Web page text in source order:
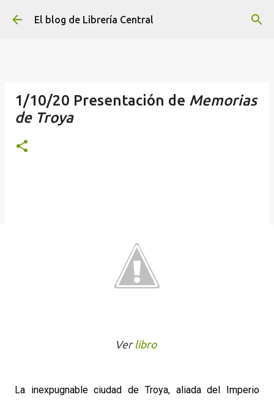
Ir al contenido principal
El blog de Librería Central
1/10/20 Presentación de Memorias
de Troya
Verlibro
La inexpugnable ciudad de Troya, aliada del Imperio